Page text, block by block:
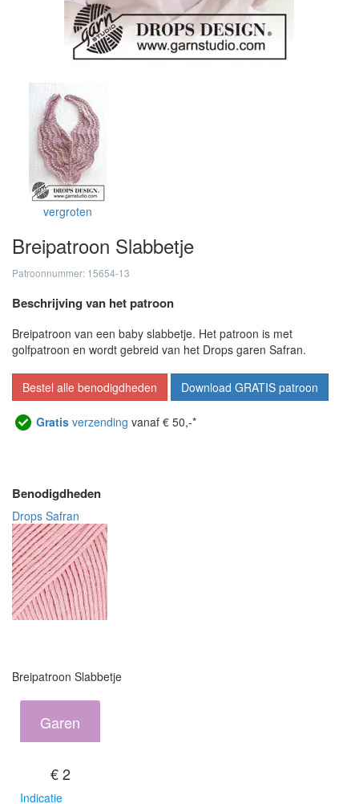
vergroten
Breipatroon Slabbetje
Patroonnummer: 15654-13
Beschrijving van het patroon
Breipatroon van een baby slabbetje. Het patroon is met
golfpatroon en wordt gebreid van het Drops garen Safran.
Bestel alle benodigdheden Download GRATIS patroon
Gratis verzending vanaf € 50,-*
Benodigdheden
Drops Safran
Breipatroon Slabbetje
Garen
€ 2
Indicatie